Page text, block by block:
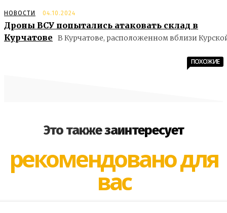
НОВОСТИ 04.10.2024
Дроны ВСУ попытались атаковать склад в
Курчатове
В Курчатове, расположенном вблизи
Это также заинтересует
ПОХОЖИЕ
рекомендовано для
вас